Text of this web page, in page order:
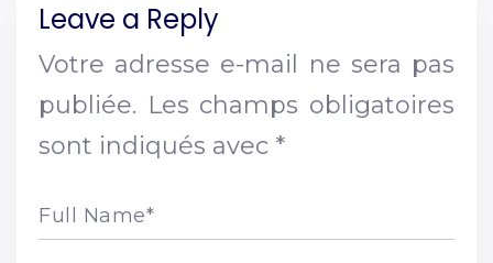
Leave a Reply
Votre adresse e-mail ne sera pas
publiée. Les champs obligatoires
sont indiqués avec *
Full Name*